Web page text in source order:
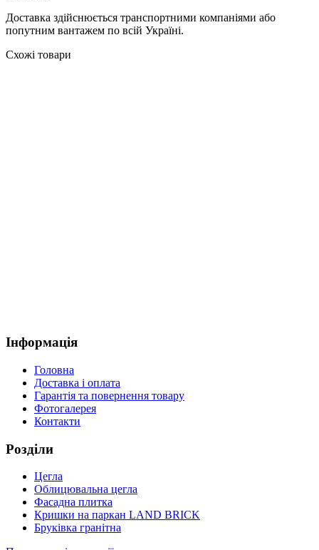
Доставка здійснюється транспортними компаніями або
попутним вантажем по всій Україні.
Схожі товари
Інформація
Головна
Доставка і оплата
Гарантія та повернення товару
Фотогалерея
Контакти
Розділи
Цегла
Облицювальна цегла
Фасадна плитка
Кришки на паркан LAND BRICK
Бруківка гранітна